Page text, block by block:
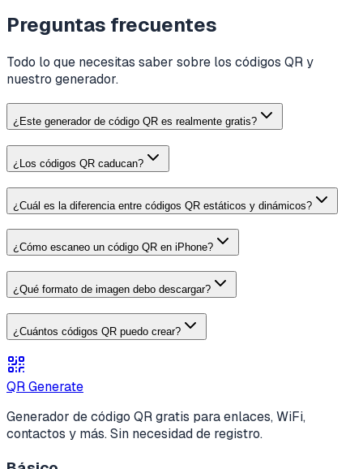
Preguntas frecuentes
Todo lo que necesitas saber sobre los códigos QR y
nuestro generador.
¿Este generador de código QR es realmente gratis?
¿Los códigos QR caducan?
¿Cuál es la diferencia entre códigos QR estáticos y dinámicos?
¿Cómo escaneo un código QR en iPhone?
¿Qué formato de imagen debo descargar?
¿Cuántos códigos QR puedo crear?
QR Generate
Generador de código QR gratis para enlaces, WiFi,
contactos y más. Sin necesidad de registro.